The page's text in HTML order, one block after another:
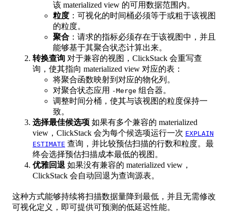
该 materialized view 的可用数据范围内。
粒度 ：可视化的时间桶必须等于或粗于该视图
的粒度。
聚合 ：请求的指标必须存在于该视图中，并且
能够基于其聚合状态计算出来。
转换查询 对于兼容的视图，ClickStack 会重写查
询，使其指向 materialized view 对应的表：
将聚合函数映射到对应的物化列。
对聚合状态应用 -Merge 组合器。
调整时间分桶，使其与该视图的粒度保持一
致。
选择最佳候选项 如果有多个兼容的 materialized
view，ClickStack 会为每个候选项运行一次 EXPLAIN
ESTIMATE 查询，并比较预估扫描的行数和粒度。最
终会选择预估扫描成本最低的视图。
优雅回退 如果没有兼容的 materialized view，
ClickStack 会自动回退为查询源表。
这种方式能够持续将扫描数据量降到最低，并且无需修改
可视化定义，即可提供可预测的低延迟性能。